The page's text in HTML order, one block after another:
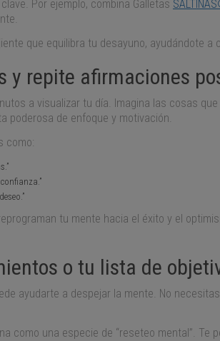
Por ejemplo, combina Galletas
que equilibra tu desayuno, ayudándote a
y repite afirmaciones
a visualizar tu día. Imagina las cosas
poderosa de enfoque y motivación.
como:
tu mente hacia el éxito y el
o tu lista de
ayudarte a despejar la mente. No
como una especie de “reseteo mental”.